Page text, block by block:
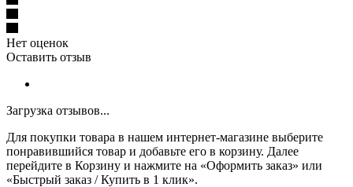
Нет оценок
Оставить отзыв
Загрузка отзывов...
Для покупки товара в нашем интернет-магазине выберите
понравившийся товар и добавьте его в корзину. Далее
перейдите в Корзину и нажмите на «Оформить заказ» или
«Быстрый заказ / Купить в 1 клик».